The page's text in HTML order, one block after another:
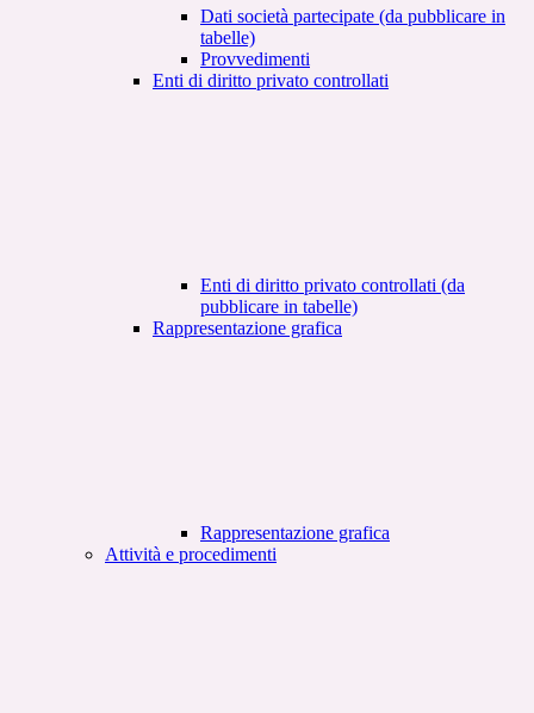
Dati società partecipate (da pubblicare in
tabelle)
Provvedimenti
Enti di diritto privato controllati
Enti di diritto privato controllati (da
pubblicare in tabelle)
Rappresentazione grafica
Rappresentazione grafica
Attività e procedimenti